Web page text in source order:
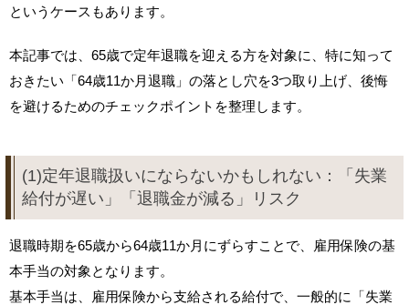
というケースもあります。
本記事では、65歳で定年退職を迎える方を対象に、特に知って
おきたい「64歳11か月退職」の落とし穴を3つ取り上げ、後悔
を避けるためのチェックポイントを整理します。
(1)定年退職扱いにならないかもしれない：「失業
給付が遅い」「退職金が減る」リスク
退職時期を65歳から64歳11か月にずらすことで、雇用保険の基
本手当の対象となります。
基本手当は、雇用保険から支給される給付で、一般的に「失業